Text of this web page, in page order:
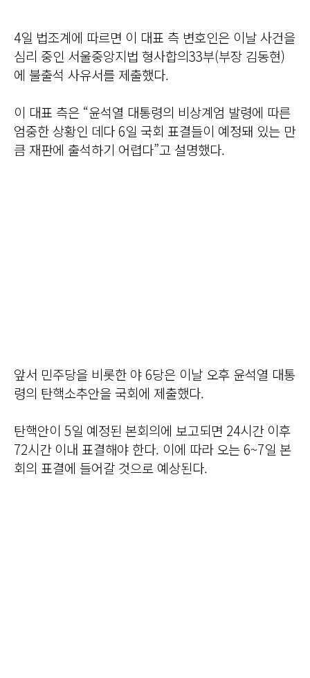
4일 법조계에 따르면 이 대표 측 변호인은 이날 사건을
심리 중인 서울중앙지법 형사합의33부(부장 김동현)
에 불출석 사유서를 제출했다.
이 대표 측은 “윤석열 대통령의 비상계엄 발령에 따른
엄중한 상황인 데다 6일 국회 표결들이 예정돼 있는 만
큼 재판에 출석하기 어렵다”고 설명했다.
앞서 민주당을 비롯한 야 6당은 이날 오후 윤석열 대통
령의 탄핵소추안을 국회에 제출했다.
탄핵안이 5일 예정된 본회의에 보고되면 24시간 이후
72시간 이내 표결해야 한다. 이에 따라 오는 6~7일 본
회의 표결에 들어갈 것으로 예상된다.